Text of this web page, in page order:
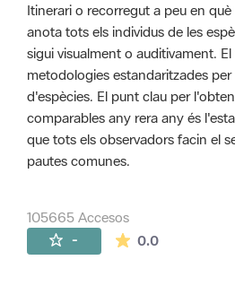
Itinerari o recorregut a peu en
anota tots els individus de les
sigui visualment o auditivament.
metodologies estandaritzades
d'espècies. El punt clau per
comparables any rera any és
que tots els observadors facin el
pautes comunes.
105665 Accesos
- 0.0La